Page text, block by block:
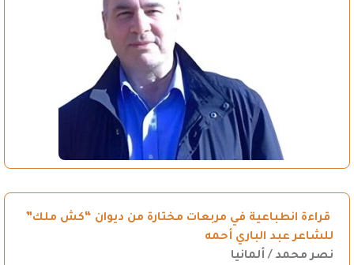
قراءة انطباعية في مربعات مختارة من ديوان “كش ملك”
للشاعر عبد الباري أحمه
نصر محمد / ألمانيا